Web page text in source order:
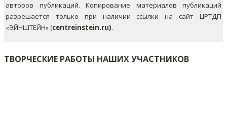
авторов публикаций. Копирование материалов публикаций
разрешается только при наличии ссылки на сайт ЦРТДП
«ЭЙНШТЕЙН» (centreinstein.ru).
ТВОРЧЕСКИЕ РАБОТЫ НАШИХ УЧАСТНИКОВ